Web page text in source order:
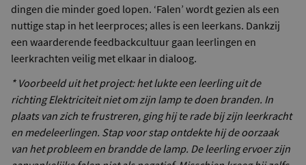
dingen die minder goed lopen. ‘Falen’ wordt gezien als een
nuttige stap in het leerproces; alles is een leerkans. Dankzij
een waarderende feedbackcultuur gaan leerlingen en
leerkrachten veilig met elkaar in dialoog.
* Voorbeeld uit het project: het lukte een leerling uit de
richting Elektriciteit niet om zijn lamp te doen branden. In
plaats van zich te frustreren, ging hij te rade bij zijn leerkracht
en medeleerlingen. Stap voor stap ontdekte hij de oorzaak
van het probleem en brandde de lamp. De leerling ervoer zijn